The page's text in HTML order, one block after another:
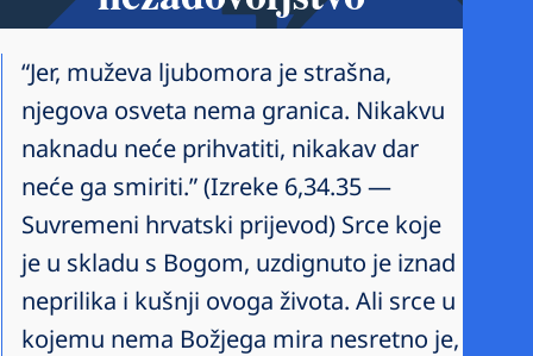
“Jer, muževa ljubomora je strašna,
njegova osveta nema granica. Nikakvu
naknadu neće prihvatiti, nikakav dar
neće ga smiriti.” (Izreke 6,34.35 —
Suvremeni hrvatski prijevod) Srce koje
je u skladu s Bogom, uzdignuto je iznad
neprilika i kušnji ovoga života. Ali srce u
kojemu nema Božjega mira nesretno je,